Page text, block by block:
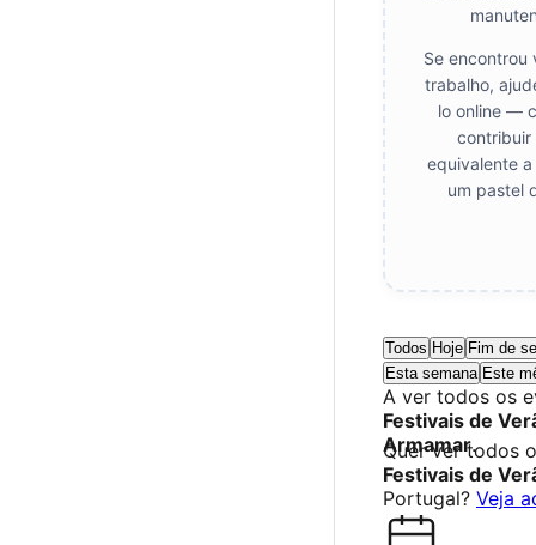
Se encontrou
trabalho,
lo online —
contribuir
equivalente
um pastel
Todos Hoje Fim de
Esta semana Este
A ver todos os
Festivais de
Armamar.
Quer ver todos
Festivais de
Portugal? Veja